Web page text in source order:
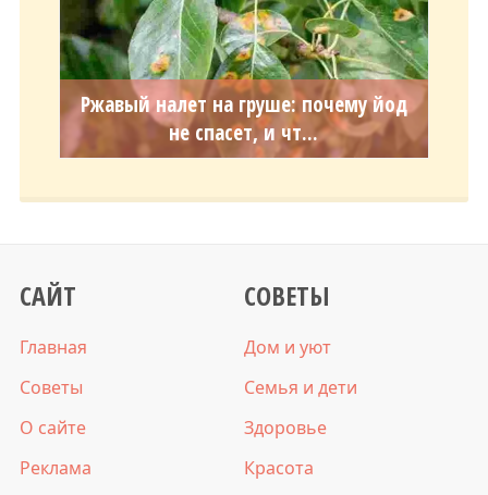
Ржавый налет на груше: почему йод
не спасет, и чт...
САЙТ
Главная
Советы
О сайте
Реклама
СОВЕТЫ
Дом и уют
Семья и дети
Здоровье
Красота